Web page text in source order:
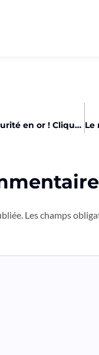
Tether passe un audit de sécurité en or ! Cliquez vite !
Les champs